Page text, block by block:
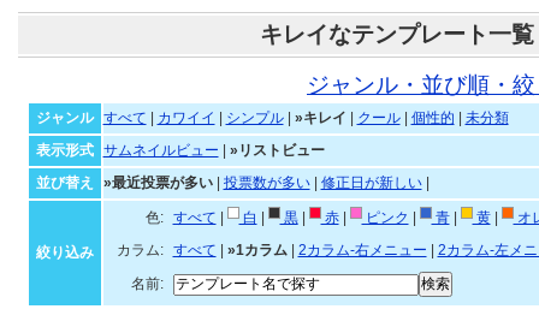
キレイなテンプレート一覧
ジャンル・並び順・
ジャンル すべて カワイイ シンプル| »キレイ クール| 個性的
未分類
表示形式
サムネイルビュー
»リストビュー
並び替え
»最近投票が多い| 投票数が多い| 修正日が新しい|
絞り込み
色: すべて 白 黒| 赤| ピンク 青| 黄|
オ
カラム:
すべて »1カラム| 2カラム-右メニュー
2カラム-左メ
名前: